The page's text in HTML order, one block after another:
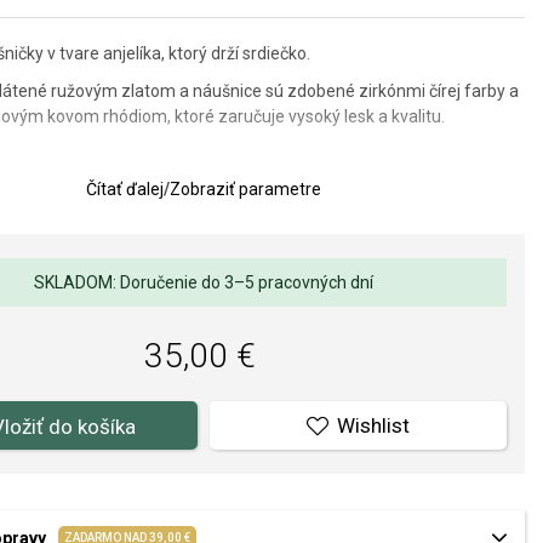
v tvare anjelíka, ktorý drží srdiečko.
ružovým zlatom a náušnice sú zdobené zirkónmi čírej farby a
kovom rhódiom, ktoré zaručuje vysoký lesk a kvalitu.
Čítať ďalej/Zobraziť parametre
SKLADOM: Doručenie do 3–5 pracovných dní
35,00 €
do košíka Wishlist
ZADARMO NAD 39,00 €